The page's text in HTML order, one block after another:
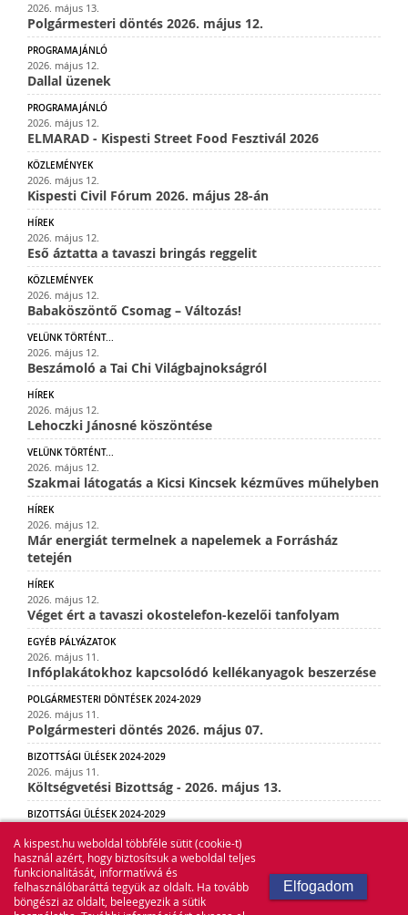
2026. május 13.
Polgármesteri döntés 2026. május 12.
PROGRAMAJÁNLÓ
2026. május 12.
Dallal üzenek
PROGRAMAJÁNLÓ
2026. május 12.
ELMARAD - Kispesti Street Food Fesztivál 2026
KÖZLEMÉNYEK
2026. május 12.
Kispesti Civil Fórum 2026. május 28-án
HÍREK
2026. május 12.
Eső áztatta a tavaszi bringás reggelit
KÖZLEMÉNYEK
2026. május 12.
Babaköszöntő Csomag – Változás!
VELÜNK TÖRTÉNT...
2026. május 12.
Beszámoló a Tai Chi Világbajnokságról
HÍREK
2026. május 12.
Lehoczki Jánosné köszöntése
VELÜNK TÖRTÉNT...
2026. május 12.
Szakmai látogatás a Kicsi Kincsek kézműves műhelyben
HÍREK
2026. május 12.
Már energiát termelnek a napelemek a Forrásház
tetején
HÍREK
2026. május 12.
Véget ért a tavaszi okostelefon-kezelői tanfolyam
EGYÉB PÁLYÁZATOK
2026. május 11.
Infóplakátokhoz kapcsolódó kellékanyagok beszerzése
POLGÁRMESTERI DÖNTÉSEK 2024-2029
2026. május 11.
Polgármesteri döntés 2026. május 07.
BIZOTTSÁGI ÜLÉSEK 2024-2029
2026. május 11.
Költségvetési Bizottság - 2026. május 13.
BIZOTTSÁGI ÜLÉSEK 2024-2029
Pénzügyi Ellenőrző és Nemzetiségi Bizottság - 2026.
május 13.
A kispest.hu weboldal többféle sütit (cookie-t)
használ azért, hogy biztosítsuk a weboldal teljes
funkcionalitását, informatívvá és
felhasználóbaráttá tegyük az oldalt. Ha tovább
böngészi az oldalt, beleegyezik a sütik
Elfogadom